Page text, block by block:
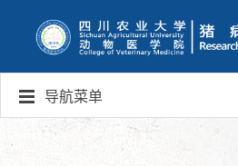
导航菜单